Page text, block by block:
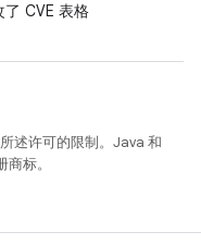
了 CVE 表格
述许可的限制。Java 和
标。